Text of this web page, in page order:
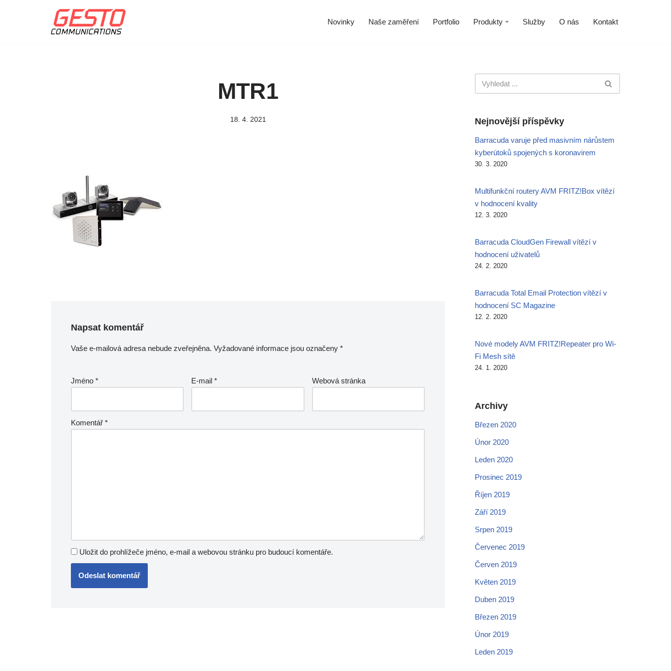
Novinky Naše zaměření Portfolio Produkty Služby O nás Kontakt
MTR1
18. 4. 2021
Napsat komentář
Vaše e-mailová adresa nebude zveřejněna. Vyžadované informace jsou označeny *
Jméno * E-mail* Webová stránka
Komentář *
Uložit do prohlížeče jméno, e-mail a webovou stránku pro budoucí komentáře.
Nejnovější příspěvky
Barracuda varuje před masivním nárůstem
kyberútoků spojených s koronavirem
30. 3. 2020
Multifunkční routery AVM FRITZ!Box vítězí
v hodnocení kvality
12. 3. 2020
Barracuda CloudGen Firewall vítězí v
hodnocení uživatelů
24. 2. 2020
Barracuda Total Email Protection vítězí v
hodnocení SC Magazine
12. 2. 2020
Nové modely AVM FRITZ!Repeater pro Wi-
Fi Mesh sítě
24. 1. 2020
Archivy
Březen 2020
Únor 2020
Leden 2020
Prosinec 2019
Říjen 2019
Září 2019
Srpen 2019
Červenec 2019
Červen 2019
Květen 2019
Duben 2019
Březen 2019
Únor 2019
Leden 2019